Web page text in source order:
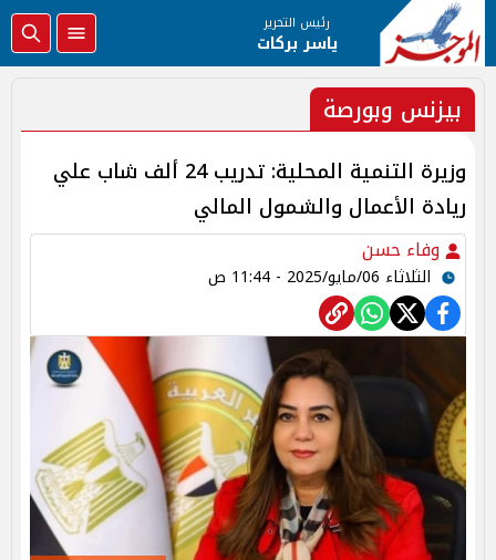
رئيس التحرير
ياسر بركات
بيزنس وبورصة
وزيرة التنمية المحلية: تدريب 24 ألف شاب علي
ريادة الأعمال والشمول المالي
وفاء حسن
الثلاثاء 06/مايو/2025 - 11:44 ص